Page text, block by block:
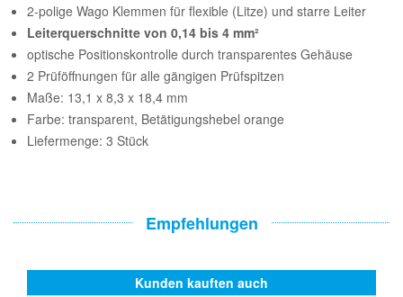
2-polige Wago Klemmen für flexible (Litze) und starre Leiter
Leiterquerschnitte von 0,14 bis 4 mm²
optische Positionskontrolle durch transparentes Gehäuse
2 Prüföffnungen für alle gängigen Prüfspitzen
Maße: 13,1 x 8,3 x 18,4 mm
Farbe: transparent, Betätigungshebel orange
Liefermenge: 3 Stück
Empfehlungen
Kunden kauften auch